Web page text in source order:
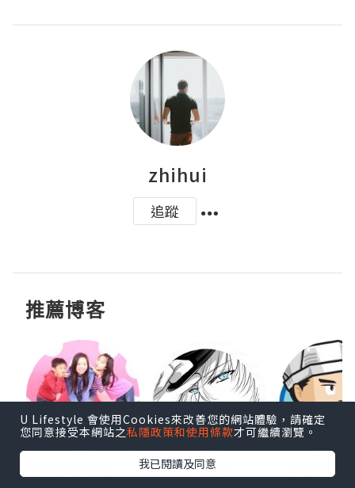
zhihui
追蹤
推薦博客
艾米莉
U Lifestyle 會使用Cookies來改善您的網站體驗，請確定
您同意接受本網站之私隱政策和使用條款才可繼續瀏覽。
我已閱讀及同意